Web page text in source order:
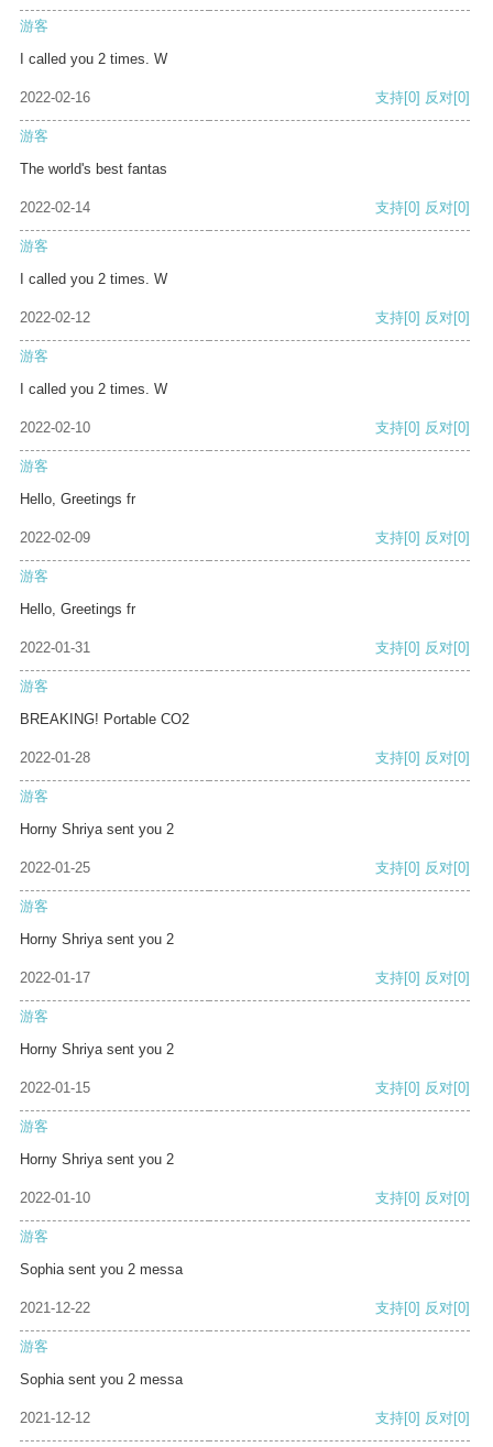
游客
I called you 2 times. W
2022-02-16 支持[0] 反对[0]
游客
The world's best fantas
2022-02-14 支持[0] 反对[0]
游客
I called you 2 times. W
2022-02-12 支持[0] 反对[0]
游客
I called you 2 times. W
2022-02-10 支持[0] 反对[0]
游客
Hello, Greetings fr
2022-02-09 支持[0] 反对[0]
游客
Hello, Greetings fr
2022-01-31 支持[0] 反对[0]
游客
BREAKING! Portable CO2
2022-01-28 支持[0] 反对[0]
游客
Horny Shriya sent you 2
2022-01-25 支持[0] 反对[0]
游客
Horny Shriya sent you 2
2022-01-17 支持[0] 反对[0]
游客
Horny Shriya sent you 2
2022-01-15 支持[0] 反对[0]
游客
Horny Shriya sent you 2
2022-01-10 支持[0] 反对[0]
游客
Sophia sent you 2 messa
2021-12-22 支持[0] 反对[0]
游客
Sophia sent you 2 messa
2021-12-12 支持[0] 反对[0]